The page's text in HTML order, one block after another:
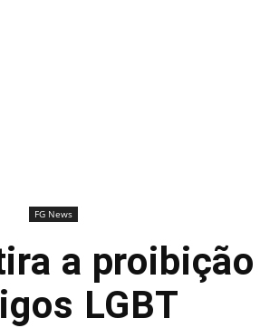
FG News
a
LGBT